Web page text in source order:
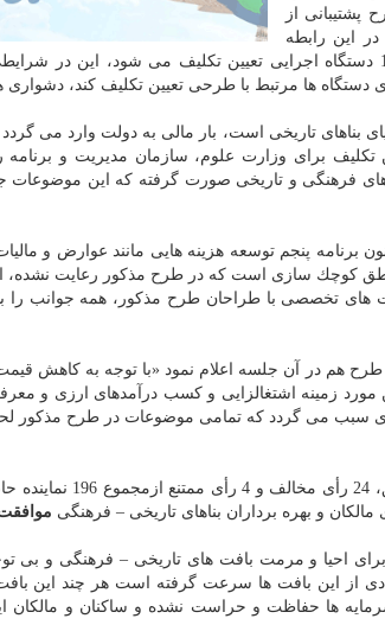
پشتیبانی از
این رابطه
صورت نگرفته و ادامه داد: در طرح مذكور برای 10 تا 12 دستگاه اجرایی تعیین تكلیف
ها مرتبط با طرحی تعیین تكلیف كند، دشواری
بناهای تاریخی است، بار مالی به دولت وارد می
تكلیف برای وزارت علوم، سازمان مدیریت و
فرهنگی و تاریخی صورت گرفته كه این موضوعات
برنامه پنجم توسعه هزینه هایی مانند عوارض و
كوچك سازی است كه در طرح مذكور رعایت نشده،
تخصصی با طراحان طرح مذكور، همه جوانب را
طرح هم در آن جلسه اعلام نمود «با توجه به كاهش
زمینه اشتغالزایی و كسب درآمدهای ارزی و
سبب می گردد كه تمامی موضوعات در طرح مذكور
تا این كه در ششم شهریور سال
و بهره برداران بناهای تاریخی – فرهنگی
احیا و مرمت بافت های تاریخی – فرهنگی و بی
از این بافت ها سرعت گرفته است هر چند این
ها حفاظت و حراست نشده و ساكنان و مالكان